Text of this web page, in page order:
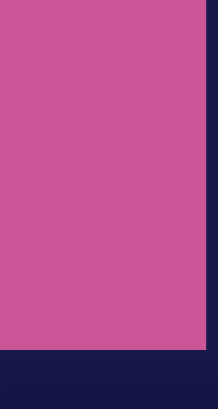
decisivo en